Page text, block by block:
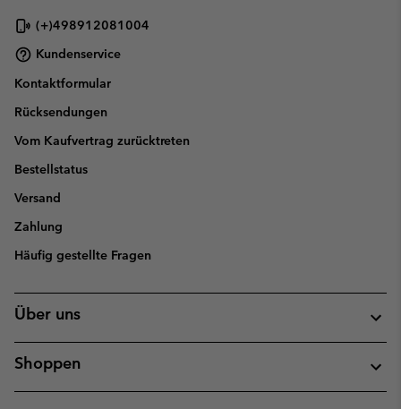
(+)498912081004
Kundenservice
Kontaktformular
Rücksendungen
Vom Kaufvertrag zurücktreten
Bestellstatus
Versand
Zahlung
Häufig gestellte Fragen
Über uns
Shoppen